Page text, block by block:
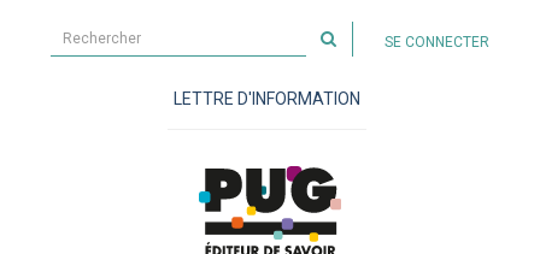
sur
site
SE CONNECTER
LETTRE D'INFORMATION